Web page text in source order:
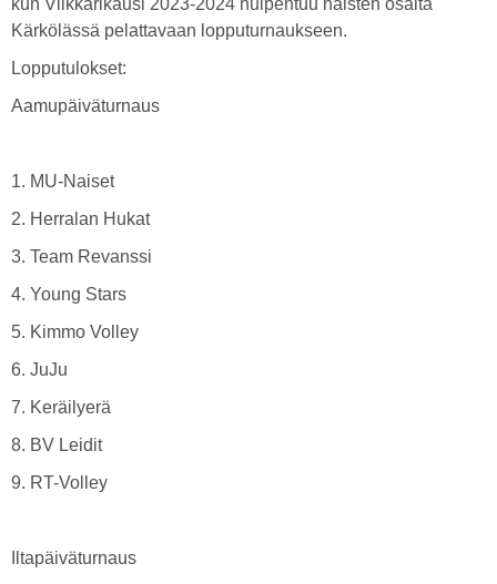
kun Viikkarikausi 2023-2024 huipentuu naisten osalta
Kärkölässä pelattavaan lopputurnaukseen.
Lopputulokset:
Aamupäiväturnaus
1. MU-Naiset
2. Herralan Hukat
3. Team Revanssi
4. Young Stars
5. Kimmo Volley
6. JuJu
7. Keräilyerä
8. BV Leidit
9. RT-Volley
Iltapäiväturnaus